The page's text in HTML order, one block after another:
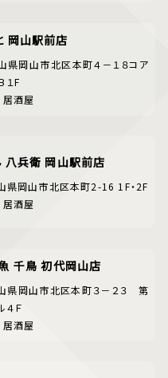
岡山駅前店
県岡山市北区本町４－１８コア
１F
居酒屋
八兵衛 岡山駅前店
県岡山市北区本町2-16 1F・2F
居酒屋
千鳥 初代岡山店
県岡山市北区本町３－２３ 第
４Ｆ
居酒屋